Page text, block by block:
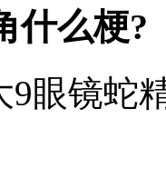
什么梗?
9眼镜蛇